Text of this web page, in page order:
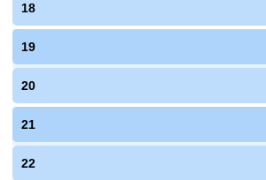
18
19
20
21
22